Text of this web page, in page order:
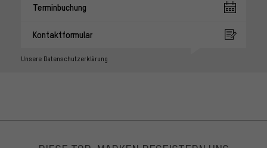
Terminbuchung
Kontaktformular
Unsere Datenschutzerklärung